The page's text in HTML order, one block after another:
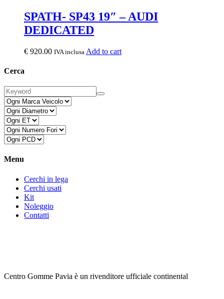
SPATH- SP43 19″ – AUDI
DEDICATED
€ 920.00 IVA inclusa Add to cart
Cerca
Menu
Cerchi in lega
Cerchi usati
Kit
Noleggio
Contatti
Centro Gomme Pavia è un rivenditore ufficiale continental